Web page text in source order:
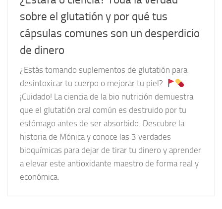
sobre el glutatión y por qué tus
cápsulas comunes son un desperdicio
de dinero
¿Estás tomando suplementos de glutatión para
desintoxicar tu cuerpo o mejorar tu piel?
¡Cuidado! La ciencia de la bio nutrición demuestra
que el glutatión oral común es destruido por tu
estómago antes de ser absorbido. Descubre la
historia de Mónica y conoce las 3 verdades
bioquímicas para dejar de tirar tu dinero y aprender
a elevar este antioxidante maestro de forma real y
económica.